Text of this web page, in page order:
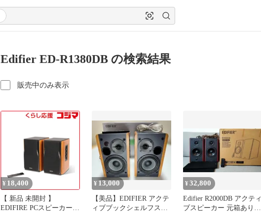
Edifier ED-R1380DB の検索結果
販売中のみ表示
¥ 18,400
【 新品 未開封 】
EDIFIRE PCスピーカー
¥ 13,000
【美品】EDIFIER アクテ
ィブブックシェルフスピ
¥32,800
Edifier R2000DB アクティ
ブスピーカー 元箱あり